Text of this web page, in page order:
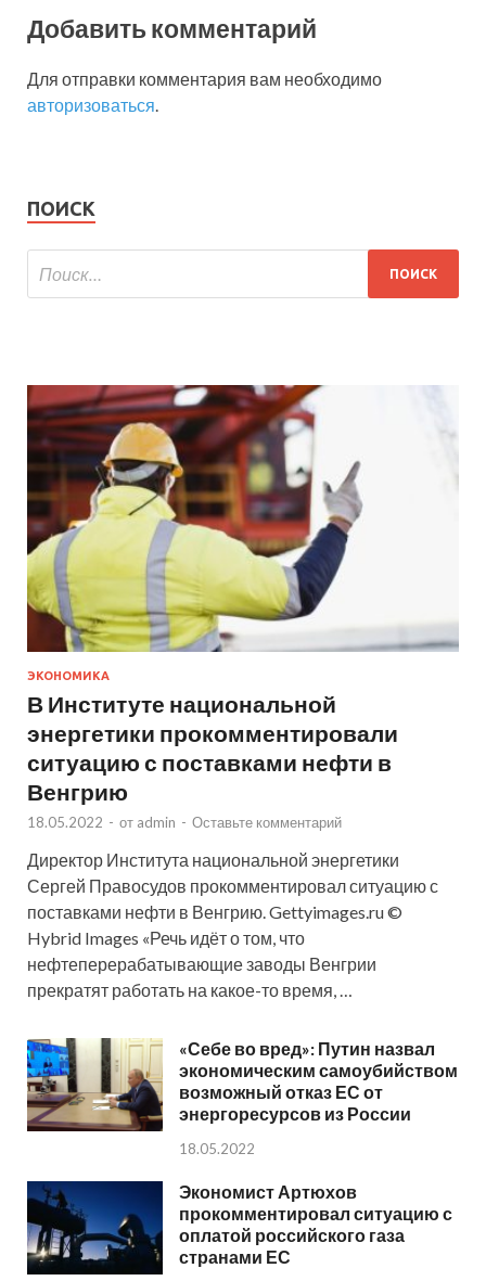
Добавить комментарий
Для отправки комментария вам необходимо
авторизоваться.
ПОИСК
ЭКОНОМИКА
В Институте национальной
энергетики прокомментировали
ситуацию с поставками нефти в
Венгрию
18.05.2022 - от admin - Оставьте комментарий
Директор Института национальной энергетики
Сергей Правосудов прокомментировал ситуацию с
поставками нефти в Венгрию. Gettyimages.ru ©
Hybrid Images «Речь идёт о том, что
нефтеперерабатывающие заводы Венгрии
прекратят работать на какое-то время, …
«Себе во вред»: Путин назвал
экономическим самоубийством
возможный отказ ЕС от
энергоресурсов из России
18.05.2022
Экономист Артюхов
прокомментировал ситуацию с
оплатой российского газа
странами ЕС